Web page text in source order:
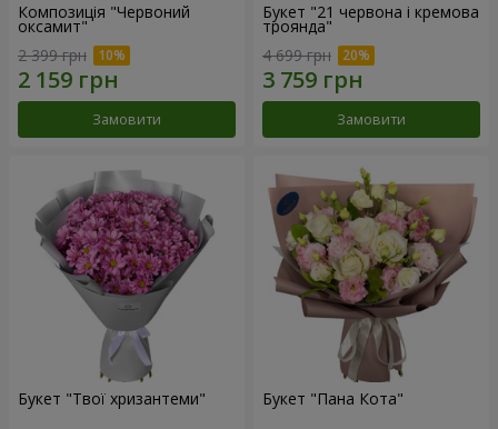
Композиція "Червоний
оксамит"
2 399 грн
Замовити
Букет "21 червона і кремова
троянда"
4 699 грн
Замовити
Букет "Твої хризантеми" Букет "Пана Кота"